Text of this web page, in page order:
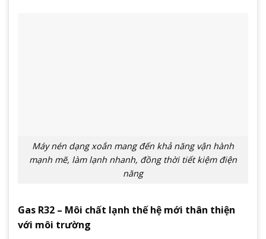
Máy nén dạng xoắn mang đến khả năng vận hành
mạnh mẽ, làm lạnh nhanh, đồng thời tiết kiệm điện
năng
Gas R32 – Môi chất lạnh thế hệ mới thân thiện
với môi trường